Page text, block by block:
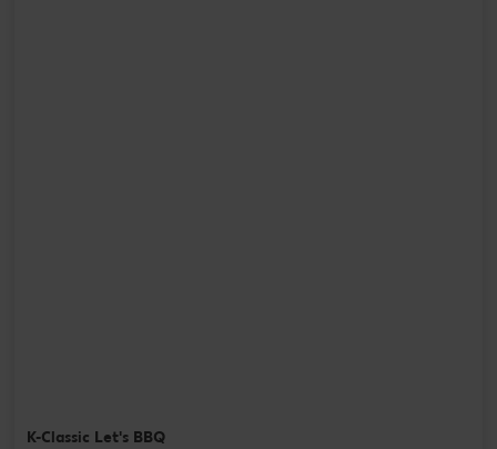
K-Classic Let's BBQ